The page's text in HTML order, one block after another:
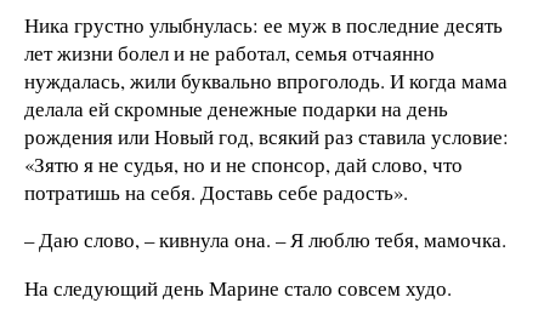
Ника грустно улыбнулась: ее муж в последние десять
лет жизни болел и не работал, семья отчаянно
нуждалась, жили буквально впроголодь. И когда мама
делала ей скромные денежные подарки на день
рождения или Новый год, всякий раз ставила условие:
«Зятю я не судья, но и не спонсор, дай слово, что
потратишь на себя. Доставь себе радость».
– Даю слово, – кивнула она. – Я люблю тебя, мамочка.
На следующий день Марине стало совсем худо.